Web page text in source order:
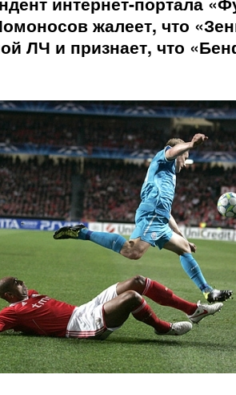
жалеет, что
ЛЧ и признает, что